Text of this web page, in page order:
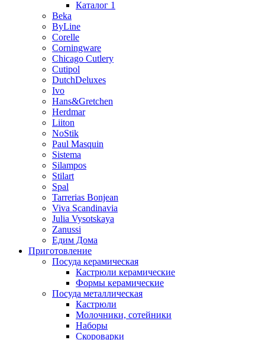
Каталог 1
Beka
ByLine
Corelle
Corningware
Chicago Cutlery
Cutipol
DutchDeluxes
Ivo
Hans&Gretchen
Herdmar
Liiton
NoStik
Paul Masquin
Sistema
Silampos
Stilart
Spal
Tarrerias Bonjean
Viva Scandinavia
Julia Vysotskaya
Zanussi
Едим Дома
Приготовление
Посуда керамическая
Кастрюли керамические
Формы керамические
Посуда металлическая
Кастрюли
Молочники, сотейники
Наборы
Скороварки